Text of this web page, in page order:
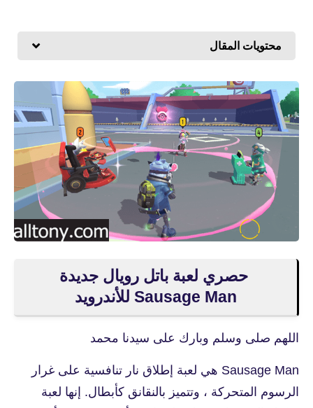
محتويات المقال
حصري لعبة باتل رويال جديدة
Sausage Man‏ للأندرويد
اللهم صلى وسلم وبارك على سيدنا محمد
Sausage Man هي لعبة إطلاق نار تنافسية على غرار
الرسوم المتحركة ، وتتميز بالنقانق كأبطال. إنها لعبة